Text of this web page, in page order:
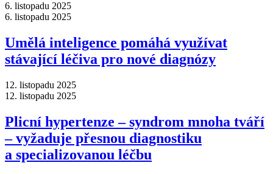
6. listopadu 2025
6. listopadu 2025
Umělá inteligence pomáhá využívat
stávající léčiva pro nové diagnózy
12. listopadu 2025
12. listopadu 2025
Plicní hypertenze –⁠ syndrom mnoha tváří
–⁠ vyžaduje přesnou diagnostiku
a specializovanou léčbu